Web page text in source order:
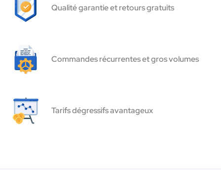
Qualité garantie et retours gratuits
Commandes récurrentes et gros volumes
Tarifs dégressifs avantageux